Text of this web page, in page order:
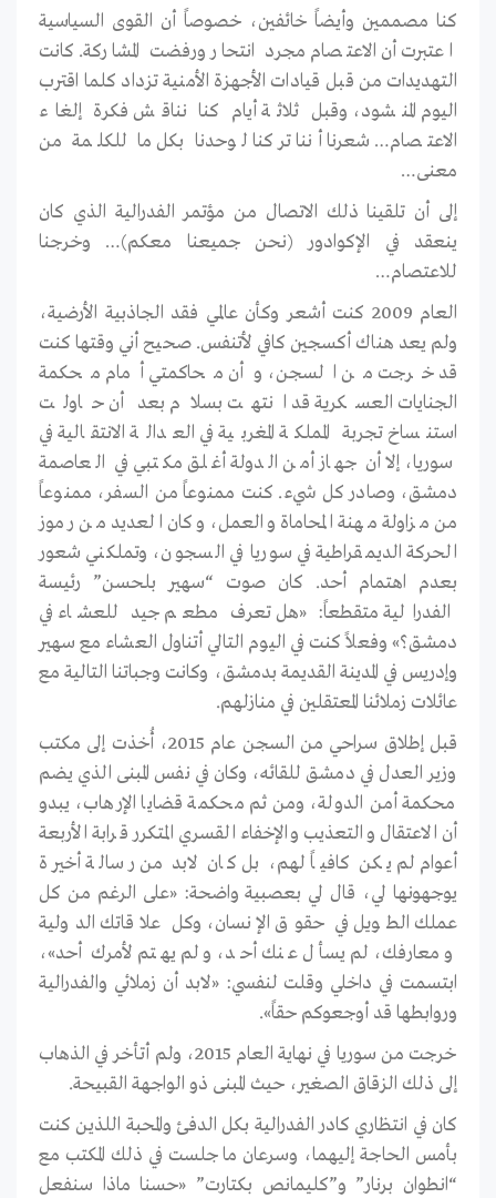
كنا مصممين وأيضاً خائفين، خصوصاً أن القوى السياسية
اعتبرت أن الاعتصام مجرد انتحار ورفضت المشاركة. كانت
التهديدات من قبل قيادات الأجهزة الأمنية تزداد كلما اقترب
اليوم المنشود، وقبل ثلاثة أيام كنا نناقش فكرة إلغاء
الاعتصام… شعرنا أننا تركنا لوحدنا بكل ما للكلمة من
معنى…
إلى أن تلقينا ذلك الاتصال من مؤتمر الفدرالية الذي كان
ينعقد في الإكوادور (نحن جميعنا معكم)… وخرجنا
للاعتصام…
العام 2009 كنت أشعر وكأن عالمي فقد الجاذبية الأرضية،
ولم يعد هناك أكسجين كافي لأتنفس. صحيح أني وقتها كنت
قد خرجت من السجن، وأن محاكمتي أمام محكمة
الجنايات العسكرية قد انتهت بسلام بعد أن حاولت
استنساخ تجربة المملكة المغربية في العدالة الانتقالية في
سوريا، إلا أن جهاز أمن الدولة أغلق مكتبي في العاصمة
دمشق، وصادر كل شيء. كنت ممنوعاً من السفر، ممنوعاً
من مزاولة مهنة المحاماة والعمل، وكان العديد من رموز
الحركة الديمقراطية في سوريا في السجون، وتملكني شعور
بعدم اهتمام أحد. كان صوت “سهير بلحسن” رئيسة
الفدرالية متقطعاً: «هل تعرف مطعم جيد للعشاء في
دمشق؟» وفعلاً كنت في اليوم التالي أتناول العشاء مع سهير
وإدريس في المدينة القديمة بدمشق، وكانت وجباتنا التالية مع
عائلات زملائنا المعتقلين في منازلهم.
قبل إطلاق سراحي من السجن عام 2015، أُخذت إلى مكتب
وزير العدل في دمشق للقائه، وكان في نفس المبنى الذي يضم
محكمة أمن الدولة، ومن ثم محكمة قضايا الإرهاب، يبدو
أن الاعتقال والتعذيب والإخفاء القسري المتكرر قرابة الأربعة
أعوام لم يكن كافياً لهم، بل كان لابد من رسالة أخيرة
يوجهونها لي، قال لي بعصبية واضحة: «على الرغم من كل
عملك الطويل في حقوق الإنسان، وكل علاقاتك الدولية
ومعارفك، لم يسأل عنك أحد، ولم يهتم لأمرك أحد»،
ابتسمت في داخلي وقلت لنفسي: «لابد أن زملائي والفدرالية
وروابطها قد أوجعوكم حقاً».
خرجت من سوريا في نهاية العام 2015، ولم أتأخر في الذهاب
إلى ذلك الزقاق الصغير، حيث المبنى ذو الواجهة القبيحة.
كان في انتظاري كادر الفدرالية بكل الدفئ والمحبة اللذين كنت
بأمس الحاجة إليهما، وسرعان ما جلست في ذلك المكتب مع
“انطوان برنار” و”كليمانص بكتارت” «حسنا ماذا سنفعل